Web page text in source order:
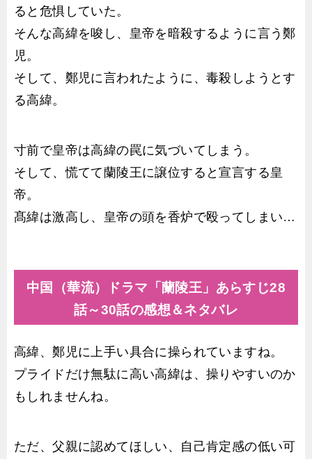
ると危惧していた。
そんな高緯を唆し、皇帝を暗殺するように言う鄭
児。
そして、鄭児に言われたように、毒殺しようとす
る高緯。
寸前で皇帝は高緯の罠に気づいてしまう。
そして、慌てて蘭陵王に譲位すると宣言する皇
帝。
髙緯は激高し、皇帝の頭を香炉で殴ってしまい…
中国（華流）ドラマ「蘭陵王」あらすじ28
話～30話の感想＆ネタバレ
高緯、鄭児に上手い具合に操られていますね。
プライドだけ無駄に高い高緯は、操りやすいのか
もしれませんね。
ただ、父親に認めてほしい、自己肯定感の低い可